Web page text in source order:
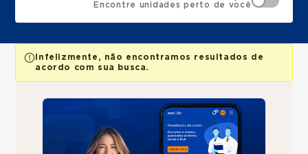
Encontre unidades perto de você
Infelizmente, não encontramos resultados de
acordo com sua busca.